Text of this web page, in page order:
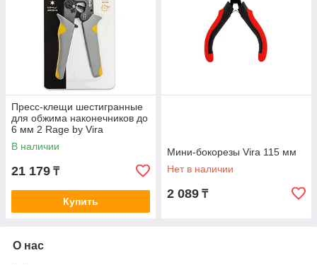
Пресс-клещи шестигранные
для обжима наконечников до
6 мм 2 Rage by Vira
В наличии
21 179 ₸
Купить
Мини-бокорезы Vira 115 мм
Нет в наличии
2 089 ₸
О нас